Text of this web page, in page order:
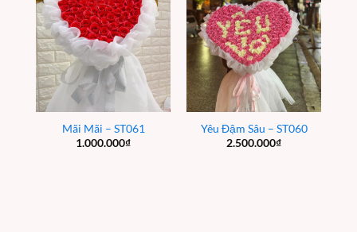
Mãi Mãi – ST061
1.000.000₫
Yêu Đậm Sâu – ST060
2.500.000₫